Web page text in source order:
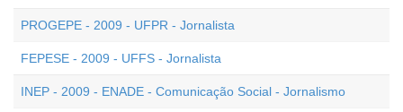
PROGEPE - 2009 - UFPR - Jornalista
FEPESE - 2009 - UFFS - Jornalista
INEP - 2009 - ENADE - Comunicação Social - Jornalismo